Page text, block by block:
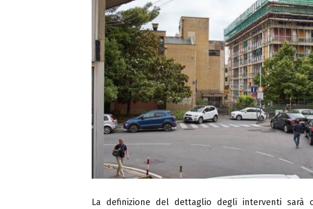
La definizione del dettaglio degli interventi sarà